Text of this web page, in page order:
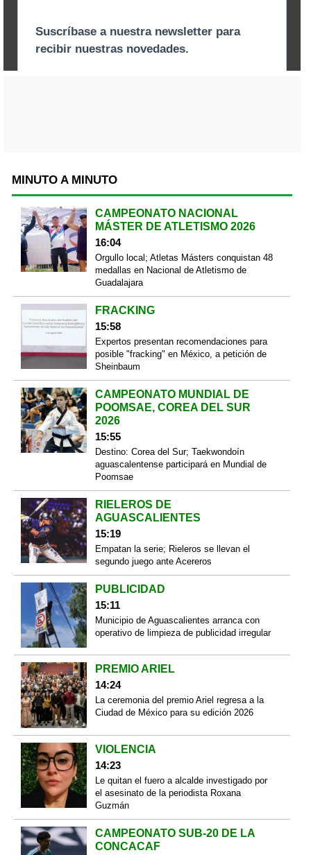
MINUTO A MINUTO
CAMPEONATO NACIONAL
MÁSTER DE ATLETISMO 2026
16:04
Orgullo local; Atletas Másters conquistan 48
medallas en Nacional de Atletismo de
Guadalajara
FRACKING
15:58
Expertos presentan recomendaciones para
posible "fracking" en México, a petición de
Sheinbaum
CAMPEONATO MUNDIAL DE
POOMSAE, COREA DEL SUR
2026
15:55
Destino: Corea del Sur; Taekwondoín
aguascalentense participará en Mundial de
Poomsae
RIELEROS DE
AGUASCALIENTES
15:19
Empatan la serie; Rieleros se llevan el
segundo juego ante Acereros
PUBLICIDAD
15:11
Municipio de Aguascalientes arranca con
operativo de limpieza de publicidad irregular
PREMIO ARIEL
14:24
La ceremonia del premio Ariel regresa a la
Ciudad de México para su edición 2026
VIOLENCIA
14:23
Le quitan el fuero a alcalde investigado por
el asesinato de la periodista Roxana
Guzmán
CAMPEONATO SUB-20 DE LA
CONCACAF